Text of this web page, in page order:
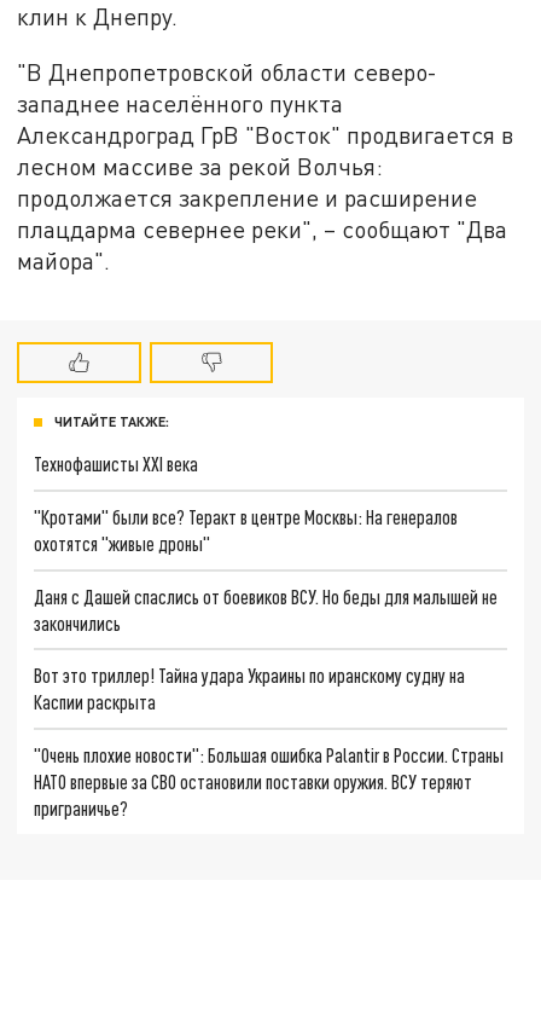
клин к Днепру.
"В Днепропетровской области северо-
западнее населённого пункта
Александроград ГрВ "Восток" продвигается в
лесном массиве за рекой Волчья:
продолжается закрепление и расширение
плацдарма севернее реки", – сообщают "Два
майора".
ЧИТАЙТЕ ТАКЖЕ:
Технофашисты XXI века
"Кротами" были все? Теракт в центре Москвы: На генералов
охотятся "живые дроны"
Даня с Дашей спаслись от боевиков ВСУ. Но беды для малышей не
закончились
Вот это триллер! Тайна удара Украины по иранскому судну на
Каспии раскрыта
"Очень плохие новости": Большая ошибка Palantir в России. Страны
НАТО впервые за СВО остановили поставки оружия. ВСУ теряют
приграничье?